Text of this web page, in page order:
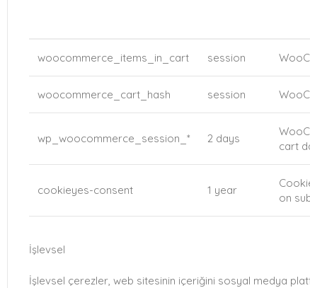
woocommerce_items_in_cart session
woocommerce_cart_hash session
wp_woocommerce_session_* 2 days
cart
cookieyes-consent 1 year
on
İşlevsel
İşlevsel çerezler, web sitesinin içeriğini sosyal medya